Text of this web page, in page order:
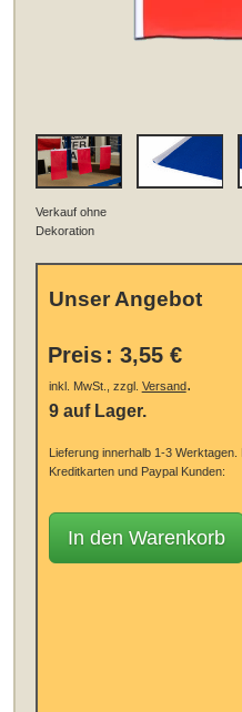
Verkauf ohne
Dekoration
Unser Angebot
Preis : 3,55 €
inkl. MwSt., zzgl. Versand.
9 auf Lager.
Lieferung innerhalb 1-3 Werktagen.
Kreditkarten und Paypal Kunden:
In den Warenkorb